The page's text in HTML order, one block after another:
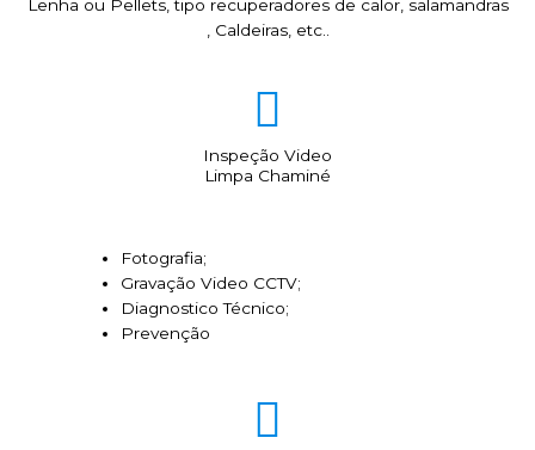
Lenha ou Pellets, tipo recuperadores de calor, salamandras
, Caldeiras, etc..
Inspeção Video
Limpa Chaminé
Fotografia;
Gravação Video CCTV;
Diagnostico Técnico;
Prevenção